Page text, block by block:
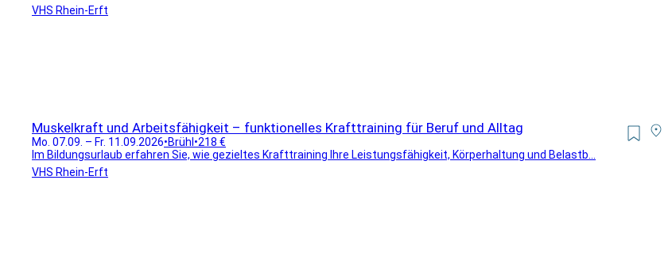
VHS Rhein-Erft
Muskelkraft und Arbeitsfähigkeit – funktionelles Krafttraining für Beruf und Alltag
Mo. 07.09. – Fr. 11.09.2026•Brühl •218 €
Im Bildungsurlaub erfahren Sie, wie gezieltes Krafttraining Ihre Leistungsfähigkeit, Körperhaltung und Belastb...
VHS Rhein-Erft